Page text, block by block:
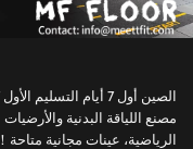
مصنع اللياقة البدنية والأرضيات
الرياضية، عينات مجانية متاحة！